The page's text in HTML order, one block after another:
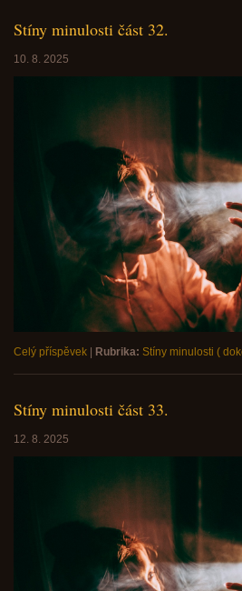
Stíny minulosti část 32.
10. 8. 2025
Celý příspěvek Rubrika: Stíny minulosti (
Stíny minulosti část 33.
12. 8. 2025